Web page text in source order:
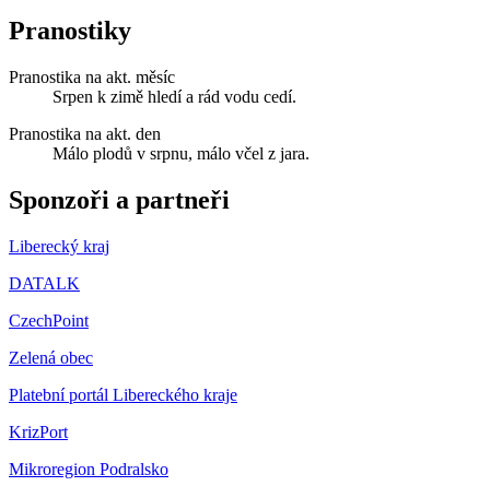
Pranostiky
Pranostika na akt. měsíc
Srpen k zimě hledí a rád vodu cedí.
Pranostika na akt. den
Málo plodů v srpnu, málo včel z jara.
Sponzoři a partneři
Liberecký kraj
DATALK
CzechPoint
Zelená obec
Platební portál Libereckého kraje
KrizPort
Mikroregion Podralsko